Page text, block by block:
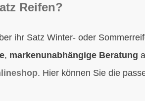
Reifen?
ihr Satz Winter- oder
, markenunabhängige Beratung
. Hier können Sie die